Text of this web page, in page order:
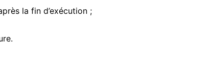
la fin d’exécution ;